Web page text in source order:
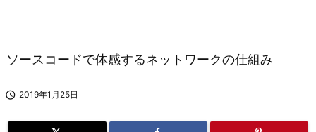
ソースコードで体感するネットワークの仕組み
 2019年1月25日